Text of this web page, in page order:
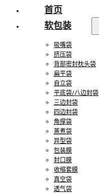
首页
软包装
吸嘴袋
挤压袋
背部密封枕头袋
扁平袋
自立袋
平底袋/八边封袋
三边封袋
四边封袋
角撑袋
蒸煮袋
异型袋
包装膜
封口膜
收缩套膜
真空袋
透气袋